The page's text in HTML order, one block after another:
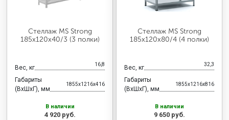
Стеллаж MS Strong
185х120х40/3 (3 полки)
Вес, кг 16,8
Габариты
(ВхШхГ), мм
1855x1216x416
В наличии
4 920 руб.
Стеллаж MS Strong
185х120х80/4 (4 полки)
Вес, кг 32,3
Габариты
(ВхШхГ), мм
1855x1216x816
В наличии
9 650 руб.